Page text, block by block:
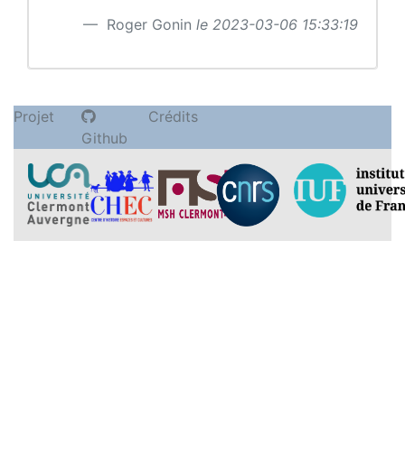
Roger Gonin le 2023-03-06 15:33:19
Projet
Github
Crédits